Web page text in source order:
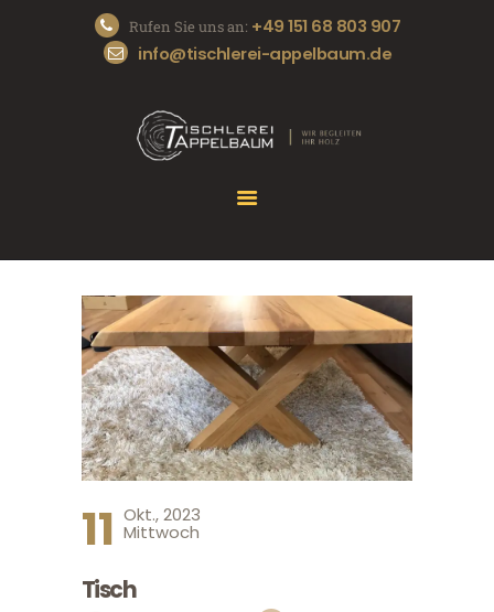
Rufen Sie uns an: +49 151 68 803 907
info@tischlerei-appelbaum.de
START
DIE TISCHLEREI
UNSERE SERVICES
11 Okt., 2023
Mittwoch
Tisch